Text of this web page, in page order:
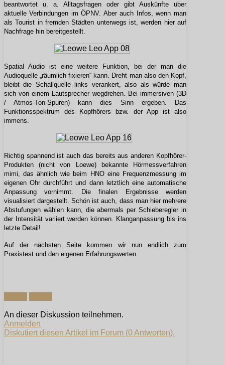
beantwortet u. a. Alltagsfragen oder gibt Auskünfte über
aktuelle Verbindungen im ÖPNV. Aber auch Infos, wenn man
als Tourist in fremden Städten unterwegs ist, werden hier auf
Nachfrage hin bereitgestellt.
Spatial Audio ist eine weitere Funktion, bei der man die
Audioquelle „räumlich fixieren“ kann. Dreht man also den Kopf,
bleibt die Schallquelle links verankert, also als würde man
sich von einem Lautsprecher wegdrehen. Bei immersiven (3D
/ Atmos-Ton-Spuren) kann dies Sinn ergeben. Das
Funktionsspektrum des Kopfhörers bzw. der App ist also
immens.
Richtig spannend ist auch das bereits aus anderen Kopfhörer-
Produkten (nicht von Loewe) bekannte Hörmessverfahren
mimi, das ähnlich wie beim HNO eine Frequenzmessung im
eigenen Ohr durchführt und dann letztlich eine automatische
Anpassung vornimmt. Die finalen Ergebnisse werden
visualisiert dargestellt. Schön ist auch, dass man hier mehrere
Abstufungen wählen kann, die abermals per Schieberegler in
der Intensität variiert werden können. Klanganpassung bis ins
letzte Detail!
Auf der nächsten Seite kommen wir nun endlich zum
Praxistest und den eigenen Erfahrungswerten.
An dieser Diskussion teilnehmen.
Anmelden
Diskutiert diesen Artikel im Forum (0 Antworten).